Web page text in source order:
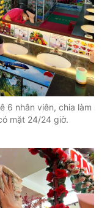
6 nhân viên, chia làm
mặt 24/24 giờ.